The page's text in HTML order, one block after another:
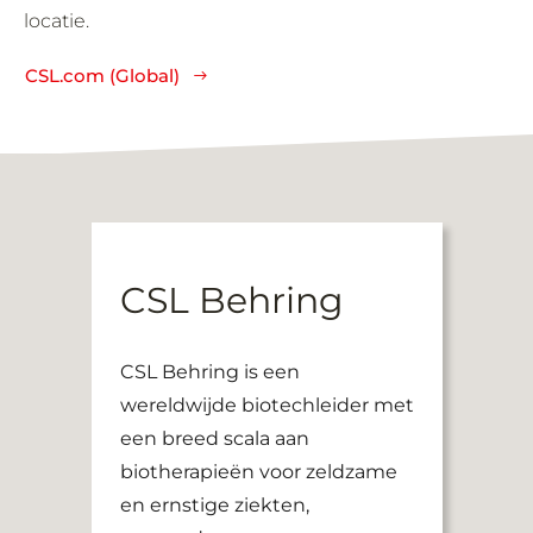
locatie.
CSL.com (Global)
CSL Behring
CSL Behring is een
wereldwijde biotechleider met
een breed scala aan
biotherapieën voor zeldzame
en ernstige ziekten,